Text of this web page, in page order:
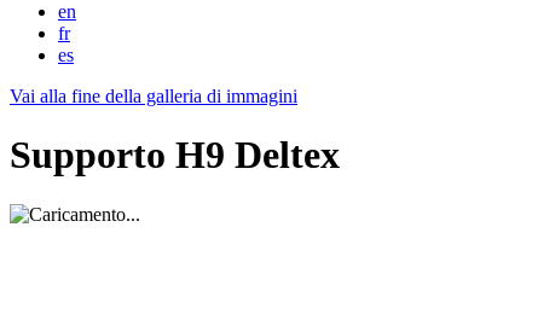
en
fr
es
Vai alla fine della galleria di immagini
Supporto H9 Deltex